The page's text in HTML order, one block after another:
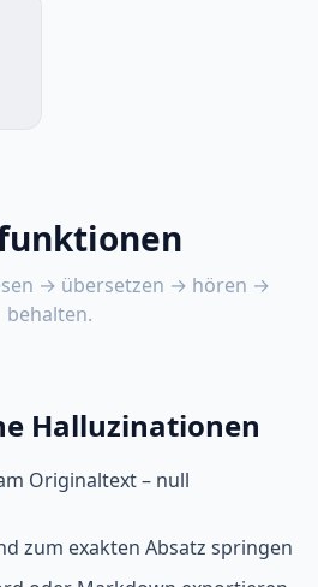
→ übersetzen → hören →
behalten.
Halluzinationen
Originaltext – null
zum exakten Absatz springen